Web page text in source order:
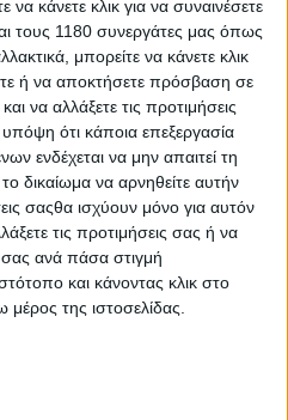
κάνετε κλικ για να συναινέσετε
τους 1180 συνεργάτες μας όπως
μπορείτε να κάνετε κλικ
ή να αποκτήσετε πρόσβαση σε
να αλλάξετε τις προτιμήσεις
ότι κάποια επεξεργασία
ενδέχεται να μην απαιτεί τη
δικαίωμα να αρνηθείτε αυτήν
σαςθα ισχύουν μόνο για αυτόν
τις προτιμήσεις σας ή να
ανά πάσα στιγμή
και κάνοντας κλικ στο
της ιστοσελίδας.
της ημέρας, 1’29.373,
στη γενική, ο Axel Bassani
Team) ήταν ο ταχύτερος
λεπτά της δίωρης
τεστ έκλεισε με τον Alex
Racing Team) στην έκτη
σημείωσε το απόγευμα,
του και
στο δευτερόλεπτο από τον